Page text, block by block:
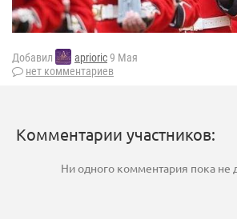
Добавил aprioric9 Мая
нет комментариев
Комментарии участников:
Ни одного комментария пока не